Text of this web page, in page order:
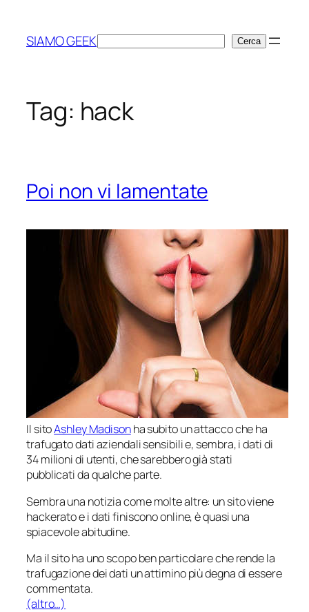
contenuto
SIAMO GEEKCerca Cerca
Tag: hack
Poi non vi lamentate
Il sitoAshley Madisonha subito un attacco che ha
trafugato dati aziendali sensibili e, sembra, i dati di
34 milioni di utenti, che sarebbero già stati
pubblicati da qualche parte.
Sembra una notizia come molte altre: un sito viene
hackerato e i dati finiscono online, è quasi una
spiacevole abitudine.
Ma il sito ha uno scopo ben particolare che rende la
trafugazione dei dati un attimino più degna di essere
commentata.
(altro…)